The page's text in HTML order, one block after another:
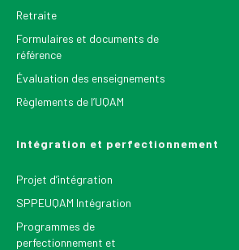
Retraite
Formulaires et documents de
référence
Évaluation des enseignements
Règlements de l’UQAM
Intégration et perfectionnement
Projet d’intégration
SPPEUQAM Intégration
Programmes de
perfectionnement et